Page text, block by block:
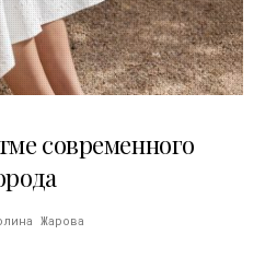
современного
Жарова